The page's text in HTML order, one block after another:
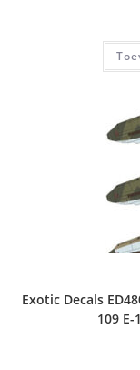
Exotic Decals
109